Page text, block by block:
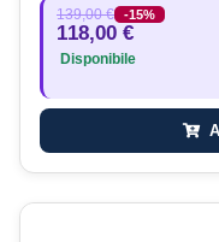
139,00 € -15%
118,00 €
Disponibile